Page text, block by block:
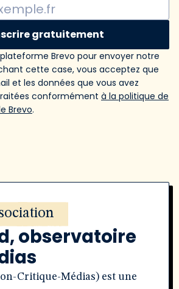
gratuitement
Brevo pour envoyer notre
cette case, vous acceptez que
et les données que vous avez
conformément à la politique de
Brevo.
observatoire
Critique-Médias) est une